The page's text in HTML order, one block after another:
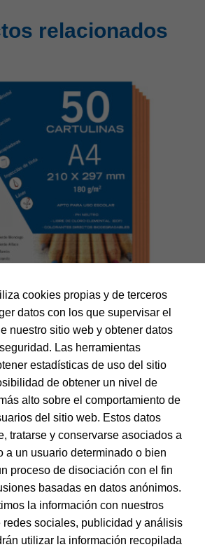
relacionados
hojas en A4 Naranja
- Camino de Madrid, 14
Humanes de Madrid (Madrid)
ESPAÑA
cookies propias y de terceros
datos con los que supervisar el
nuestro sitio web y obtener datos
Las herramientas
estadísticas de uso del sitio
de obtener un nivel de
alto sobre el comportamiento de
del sitio web. Estos datos
tratarse y conservarse asociados a
a un usuario determinado o bien
proceso de disociación con el fin
basadas en datos anónimos.
la información con nuestros
redes sociales, publicidad y análisis
utilizar la información recopilada